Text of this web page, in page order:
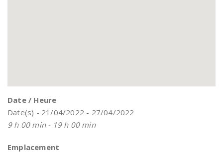
Date / Heure
Date(s) - 21/04/2022 - 27/04/2022
9 h 00 min - 19 h 00 min
Emplacement